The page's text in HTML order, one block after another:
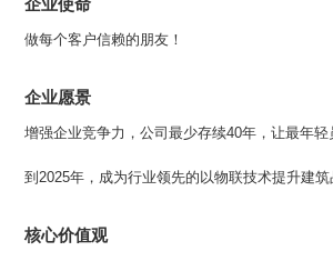
企业使命
做每个客户信赖的朋友！
企业愿景
增强企业竞争力，公司最少存续40年，让最年轻
到2025年，成为行业领先的以物联技术提升建筑
核心价值观